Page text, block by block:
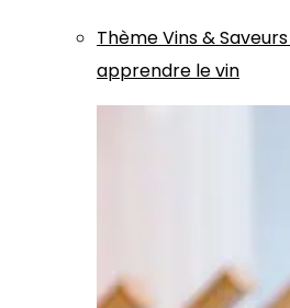
ThèmeVins & Saveurs
apprendre le vin